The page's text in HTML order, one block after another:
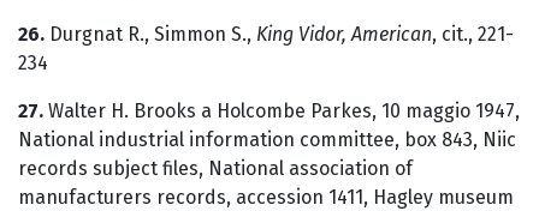
26. Durgnat R., Simmon S., King Vidor, American, cit., 221-
234
27. Walter H. Brooks a Holcombe Parkes, 10 maggio 1947,
National industrial information committee, box 843, Niic
records subject files, National association of
manufacturers records, accession 1411, Hagley museum